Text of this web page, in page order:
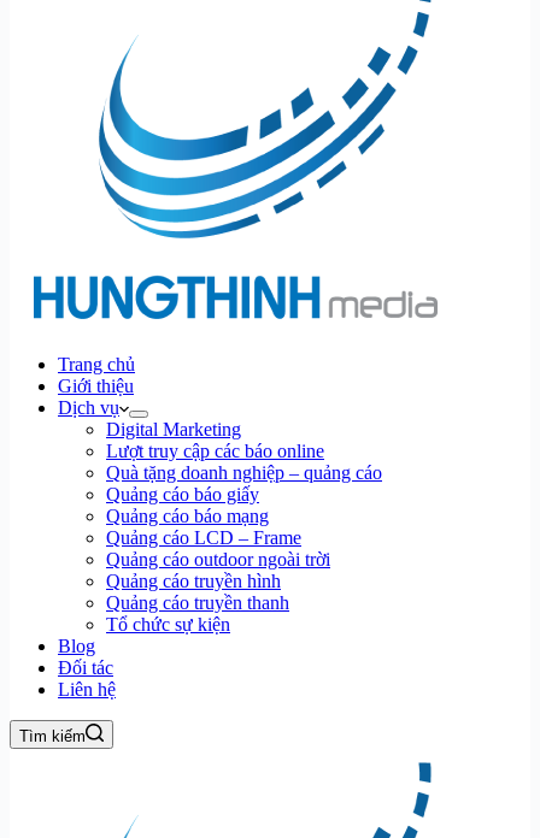
Trang chủ
Giới thiệu
Dịch vụ
Digital Marketing
Lượt truy cập các báo online
Quà tặng doanh nghiệp – quảng cáo
Quảng cáo báo giấy
Quảng cáo báo mạng
Quảng cáo LCD – Frame
Quảng cáo outdoor ngoài trời
Quảng cáo truyền hình
Quảng cáo truyền thanh
Tổ chức sự kiện
Blog
Đối tác
Liên hệ
Tìm kiếm